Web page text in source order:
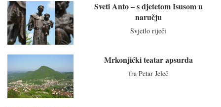
Sveti Anto – s djetetom Isusom u
naručju
Svjetlo riječi
Mrkonjićki teatar apsurda
fra Petar Jeleč